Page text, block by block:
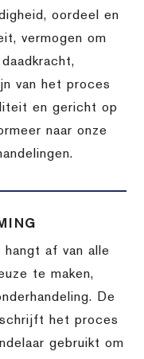
oordeel en
vermogen om
van het proces
en gericht op
naar onze
hangt af van alle
te maken,
De
het proces
gebruikt om